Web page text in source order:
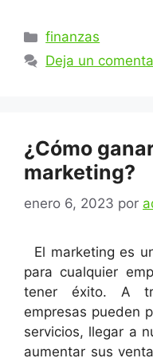
Categorías
finanzas
Deja un
¿Cómo
marketing?
enero 6, 2023 por
El marketing es
para cualquier
tener éxito. A
empresas pueden
servicios, llegar a
aumentar sus